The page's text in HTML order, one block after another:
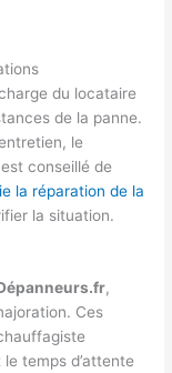
du locataire
de la panne.
le
conseillé de
la réparation de la
la situation.
,
Ces
temps d’attente